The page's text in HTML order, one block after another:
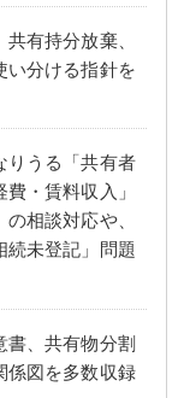
有持分放棄、
い分ける指針を
りうる「共有者
・賃料収入」
相談対応や、
続未登記」問題
書、共有物分割
係図を多数収録